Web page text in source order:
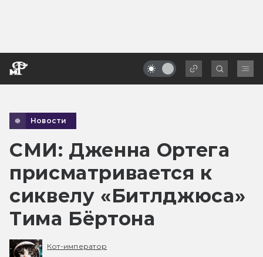
Новости
СМИ: Дженна Ортега
присматривается к
сиквелу «Битлджюса»
Тима Бёртона
Кот-император